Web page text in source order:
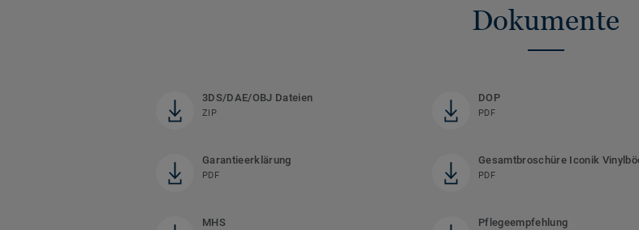
Dokumente
3DS/DAE/OBJ Dateien
ZIP
DOP
PDF
Garantieerklärung
PDF
Gesamtbroschüre Iconik
PDF
MHS Pflegeempfehlung